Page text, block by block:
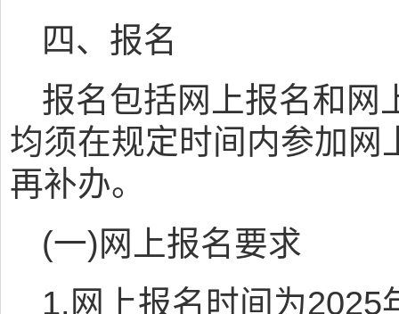
四、报名
报名包括网上报名和网
均须在规定时间内参加网
再补办。
(一)网上报名要求
1.网上报名时间为2025